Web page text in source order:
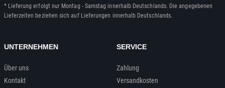
* Lieferung erfolgt nur Montag - Samstag innerhalb Deutschlands. Die angegebenen
Lieferzeiten beziehen sich auf Lieferungen innerhalb Deutschlands.
UNTERNEHMEN
Über uns
Kontakt
SERVICE
Zahlung
Versandkosten